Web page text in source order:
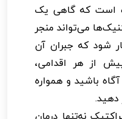
است که گاهی یک
می‌تواند منجر
شود که جبران آن
از هر اقدامی،
باشید و همواره
دهید.